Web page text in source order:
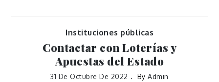
Instituciones públicas
Contactar con Loterías y
Apuestas del Estado
31 De Octubre De 2022 ByAdmin